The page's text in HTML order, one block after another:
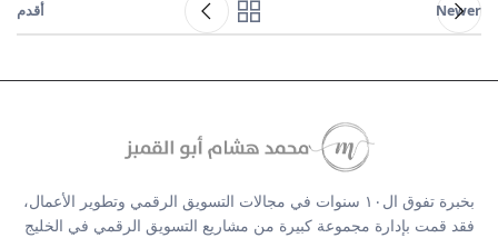
Newer أقدم
بخبرة تفوق ال١٠ سنوات في مجالات التسويق الرقمي وتطوير الأعمال،
فقد قمت بإدارة مجموعة كبيرة من مشاريع التسويق الرقمي في الخليج